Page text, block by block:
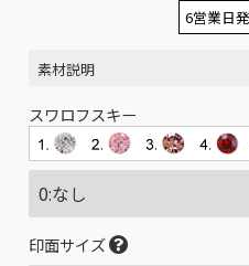
6営業日
素材説明
スワロフスキー
印面サイズ